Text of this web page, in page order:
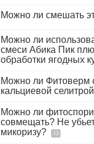
Можно ли смешать
Можно ли
смеси Абика Пик
обработки ягодных
Можно ли Фитоверм
кальциевой
Можно ли
совмещать? Не
микоризу?
13